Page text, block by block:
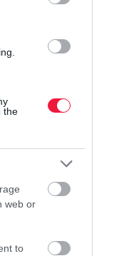
the
web or
to